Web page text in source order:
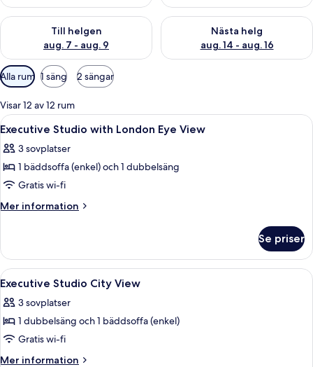
Till helgen
aug. 7 - aug. 9
Kontrollera tillgängligheten för den här helgen aug. 7 - aug. 9
Nästa helg
aug. 14 - aug. 16
Kontrollera tillgängligheten
Tillgängliga
filter
för
rum
Alla rum 1 säng 2 sängar
Visar 12 av 12 rum
Öppna
alla
foton
för
Executive
Studio
Eye
View
Ett hotellrum med ett stort fönster,
8
Executive Studio with London Eye View
3 sovplatser
1 bäddsoffa (enkel) och 1 dubbelsäng
Gratis wi-fi
Mer information
Mer
Studio
with
London
View
Se priser
Öppna
alla
foton
för
Executive
Studio
Ett hotellrum med en stor säng, ett
8
Executive Studio City View
3 sovplatser
1 dubbelsäng och 1 bäddsoffa (enkel)
Gratis wi-fi
Mer information
Mer